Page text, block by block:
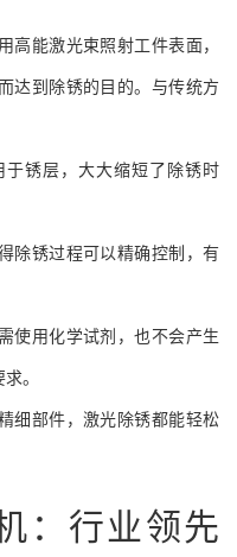
能激光束照射工件表面，
达到除锈的目的。与传统方
锈层，大大缩短了除锈时
锈过程可以精确控制，有
用化学试剂，也不会产生
。
部件，激光除锈都能轻松
：行业领先